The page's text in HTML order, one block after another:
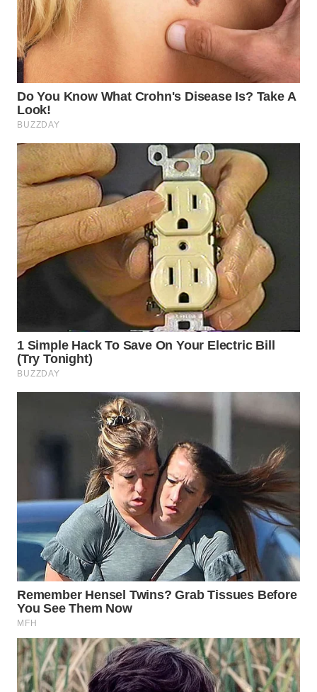
MASYARAKAT
KELISTRIKAN
WALINKI
ID
MAWAKA
ID
MARTABAT
NET
PLN
WATCH
LPKKI
LKKI
KONSUMEN
FORWAMKI
ALPERKLINAS
FORJASIDA
TAMBANG
SITUNGIR
NEWS